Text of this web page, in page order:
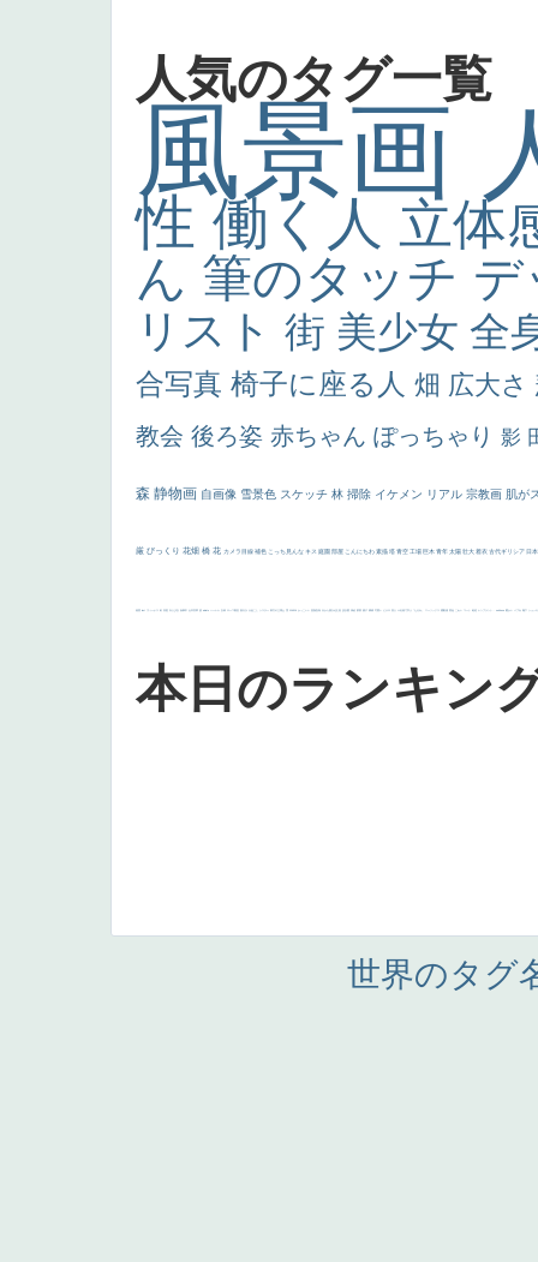
人気のタグ一覧
風景画
性 働く人 立体
ん 筆のタッチ
リスト 街 美少女 全
合写真 椅子に座る人 畑 広大さ
教会 後ろ姿 赤ちゃん ぽっちゃり 影
森 静物画 自画像 雪景色 スケッチ 林 掃除 イケメン リアル 宗教画 肌が
厳 びっくり 花畑 橋 花 カメラ目線 補色 こっち見んな キス 庭園 部屋 こんにちわ 素描 塔 青空 工場 巨木 青年 太陽 壮大 着衣 古代ギリシア 日
画質 last ヴィーナス 剣 白人少女 食事中 山本芳翠 麦 alciato ハーレム 女神 ローマ教皇 奥行き 火起こし シスター 東方の三博士 114514 かっこいい 受胎告知 天から覗き込む顔 設計図 挿絵 群衆 親子 裸婦 可愛い ピサロ ＃名画で学ぶ「たるみ」 ニーソックス 躍動感 黄色 こわい コート 畦道 レンブラント・ sekkusu 暖かい バブみ 靴下 ショッ
本日のランキン
世界のタグ